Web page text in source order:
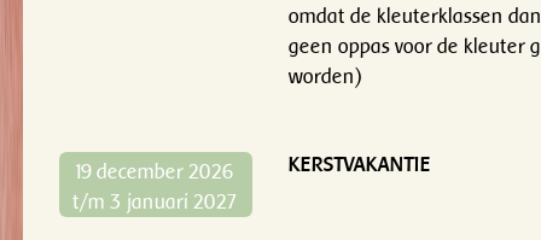
omdat de kleuterklassen
geen oppas voor de kleuter
worden)
19 december 2026
t/m 3 januari 2027
KERSTVAKANTIE